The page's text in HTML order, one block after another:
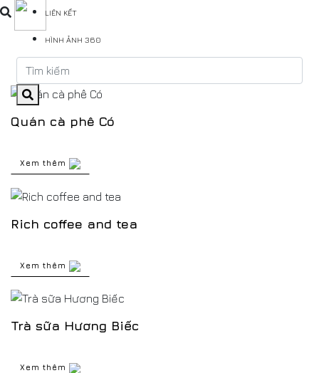
LIÊN KẾT
HÌNH ẢNH 360
Quán cà phê Có
Xem thêm
Rich coffee and tea
Xem thêm
Trà sữa Hương Biếc
Xem thêm